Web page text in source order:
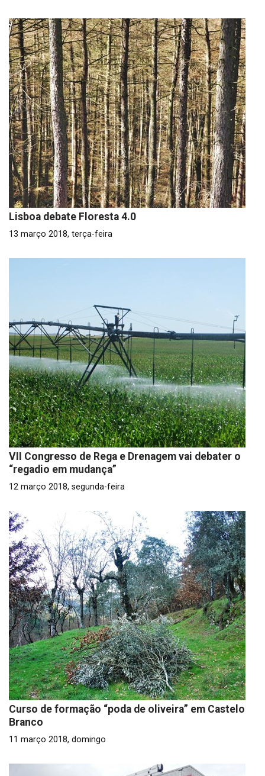
Lisboa debate Floresta 4.0
13 março 2018, terça-feira
VII Congresso de Rega e Drenagem vai debater o
“regadio em mudança”
12 março 2018, segunda-feira
Curso de formação “poda de oliveira” em Castelo
Branco
11 março 2018, domingo